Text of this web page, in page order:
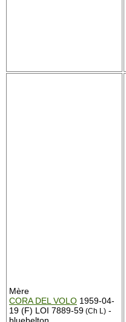
Mère
CORA DEL VOLO 1959-04-
19 (F) LOI 7889-59 (Ch L) -